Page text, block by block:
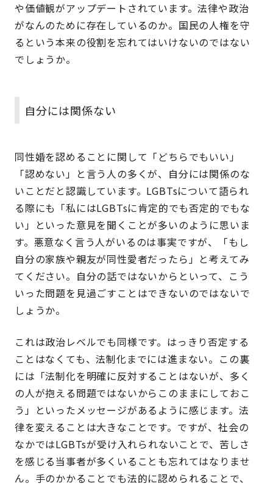
や価値観がアップデートされています。法律や政治
がなんのために存在しているのか。国民の人権を守
るという本来の役割を忘れてはいけないのではない
でしょうか。
自分には関係ない
同性婚を認めることに関して「どちらでもいい」
「認めない」と言う人の多くが、自分には関係のな
いことだと認識しています。LGBTsについて語られ
る際にも「私にはLGBTsに肯定的でも否定的でもな
い」といった意見を聞くことが多いのように思いま
す。悪意なく言う人がいるのは事実ですが、「もし
自分の家族や親友が同性愛者だったら」と考えてみ
てください。自分の話ではないからといって、こう
いった問題を見過ごすことはできないのではないで
しょうか。
これは政治レベルでも同様です。はっきり否定する
ことはなくても、法制化までには進まない。この裏
には「法制化を明確に反対することはないが、多く
の人が抱える問題ではないからこのままにしておこ
う」といったメッセージがあるように感じます。法
律を変えることは大きなことです。ですが、社会の
なかではLGBTsが受け入れられないことで、苦しさ
を感じる当事者が多くいることも忘れてはなりませ
ん。手のかかることでも法的に認められることで、